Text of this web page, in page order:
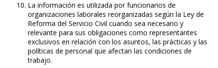
La información es utilizada por funcionarios de
organizaciones laborales reorganizadas según la Ley de
Reforma del Servicio Civil cuando sea necesario y
relevante para sus obligaciones como representantes
exclusivos en relación con los asuntos, las prácticas y las
políticas de personal que afectan las condiciones de
trabajo.